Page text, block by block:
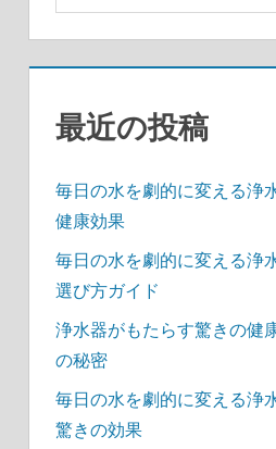
ー
ジ
送最近の投稿
毎日の水を劇的に変える浄
健康効果
毎日の水を劇的に変える浄
選び方ガイド
浄水器がもたらす驚きの健
の秘密
毎日の水を劇的に変える浄
驚きの効果